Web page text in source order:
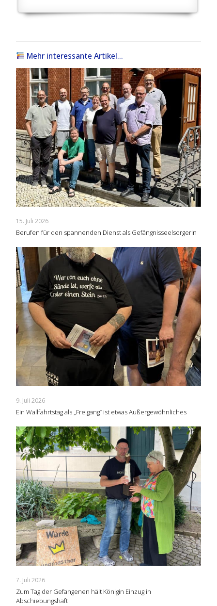
Mehr interessante Artikel...
15. Juli 2026
Berufen für den spannenden Dienst als GefängnisseelsorgerIn
9. Juli 2026
Ein Wallfahrtstag als „Freigang“ ist etwas Außergewöhnliches
7. Juli 2026
Zum Tag der Gefangenen hält Königin Einzug in
Abschiebungshaft